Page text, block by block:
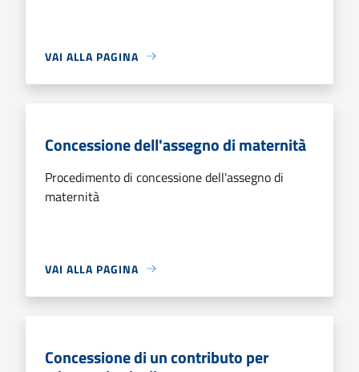
VAI ALLA PAGINA
Concessione dell'assegno di maternità
Procedimento di concessione dell'assegno di
maternità
VAI ALLA PAGINA
Concessione di un contributo per